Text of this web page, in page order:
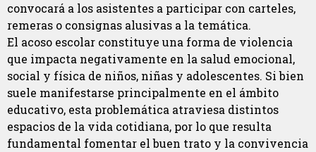
convocará a los asistentes a participar con carteles,
remeras o consignas alusivas a la temática.
El acoso escolar constituye una forma de violencia
que impacta negativamente en la salud emocional,
social y física de niños, niñas y adolescentes. Si bien
suele manifestarse principalmente en el ámbito
educativo, esta problemática atraviesa distintos
espacios de la vida cotidiana, por lo que resulta
fundamental fomentar el buen trato y la convivencia